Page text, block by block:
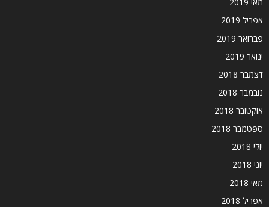
אפריל 2019
פברואר 2019
ינואר 2019
דצמבר 2018
נובמבר 2018
אוקטובר 2018
ספטמבר 2018
יולי 2018
יוני 2018
מאי 2018
אפריל 2018